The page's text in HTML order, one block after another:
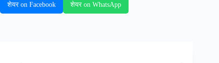
शेयर on Facebook शेयर on WhatsApp